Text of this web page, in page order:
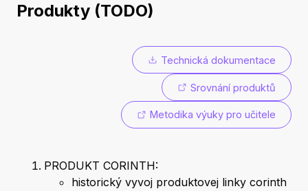
Produkty (TODO)
Technická dokumentace
Srovnání produktů
Metodika výuky pro učitele
PRODUKT CORINTH:
historický vyvoj produktovej linky corinth